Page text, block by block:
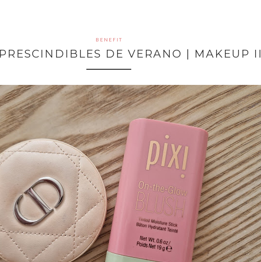
BENEFIT
DE VERANO | MAKEUP II